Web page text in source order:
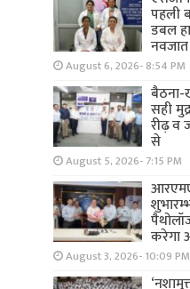
पहली
डबल
August 6, 2026- 8:54 PM
बैठना-
सही
रीढ़ व
से
August 5, 2026- 7:15 PM
करेगा
August 3, 2026- 10:09 PM